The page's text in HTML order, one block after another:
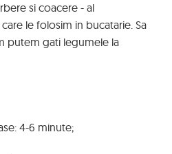
si coacere - al
le folosim in bucatarie. Sa
putem gati legumele la
4-6 minute;